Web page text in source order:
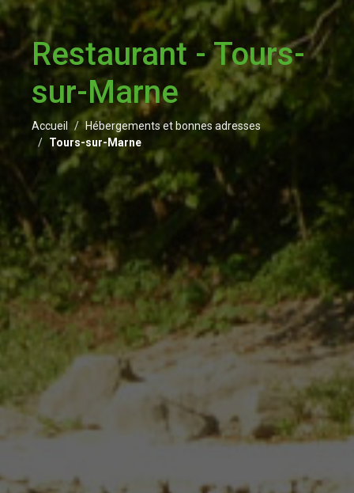
Restaurant - Tours-
sur-Marne
Accueil
Hébergements et bonnes adresses
Tours-sur-Marne